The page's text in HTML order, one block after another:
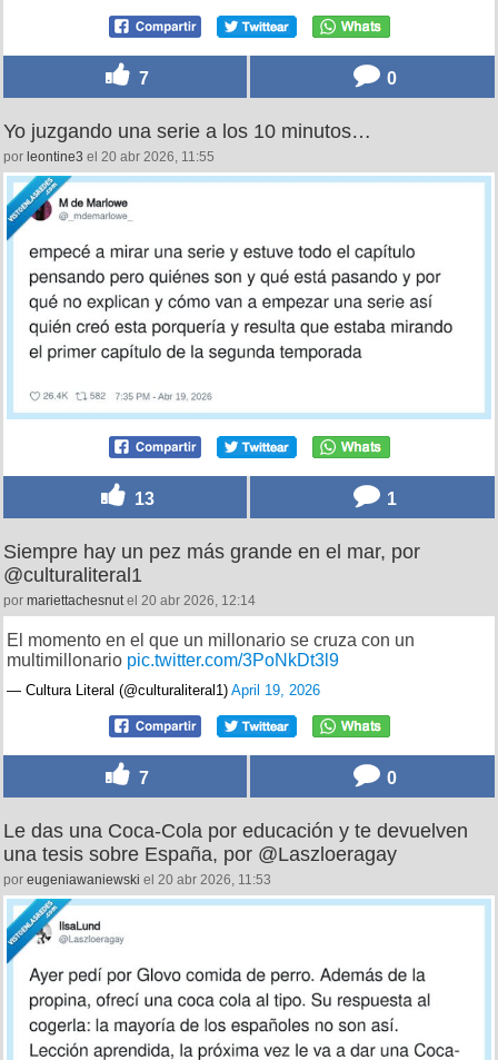
7 0
Yo juzgando una serie a los 10 minutos…
por leontine3 el 20 abr 2026, 11:55
13 1
Siempre hay un pez más grande en el mar, por
@culturaliteral1
por mariettachesnutel 20 abr 2026, 12:14
El momento en el que un millonario se cruza con un
multimillonario pic.twitter.com/3PoNkDt3l9
— Cultura Literal (@culturaliteral1) April 19, 2026
7 0
Le das una Coca‑Cola por educación y te devuelven
una tesis sobre España, por @Laszloeragay
por eugeniawaniewski el 20 abr 2026, 11:53